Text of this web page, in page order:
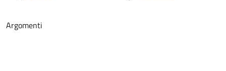
Argomenti